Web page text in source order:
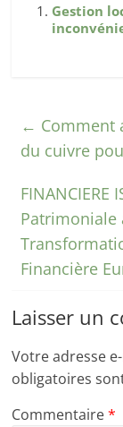
Gestion
← Comment
du cuivre
FINANCIERE
Patrimoniale
Financière
Laisser un
Votre adresse
obligatoires
Commentaire*